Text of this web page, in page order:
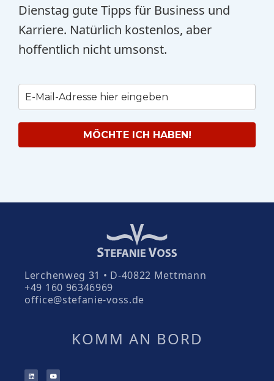
Dienstag gute Tipps für Business und
Karriere. Natürlich kostenlos, aber
hoffentlich nicht umsonst.
MÖCHTE ICH HABEN!
Lerchenweg 31 • D-40822 Mettmann
+49 160 96346969
office@stefanie-voss.de
KOMM AN BORD